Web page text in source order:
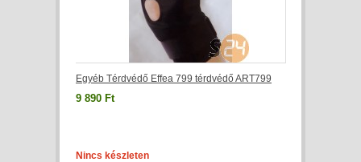
Egyéb Térdvédő Effea 799 térdvédő ART799
9 890 Ft
Nincs készleten